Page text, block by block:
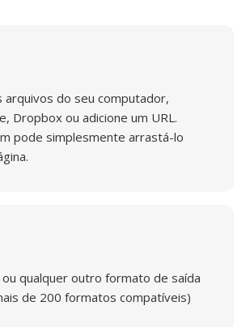
arquivos do seu computador,
Dropbox ou adicione um URL.
pode simplesmente arrastá-lo
ou qualquer outro formato de saída
de 200 formatos compatíveis)